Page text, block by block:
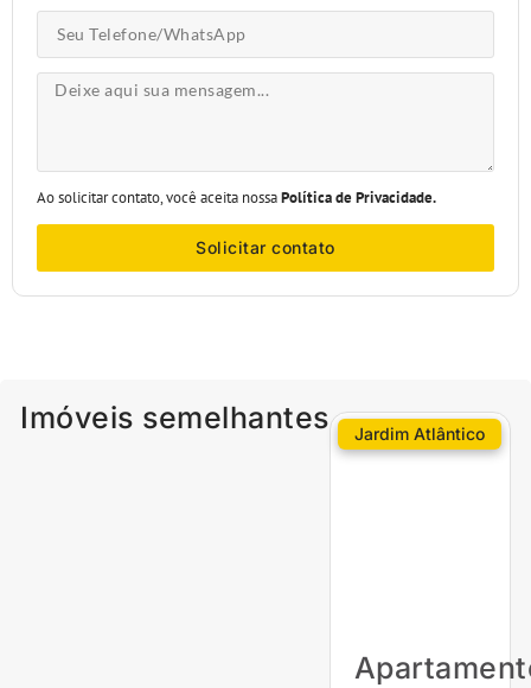
Ao solicitar contato, você aceita nossaPolítica de Privacidade.
Solicitar contato
Imóveis semelhantes Jardim Atlântico